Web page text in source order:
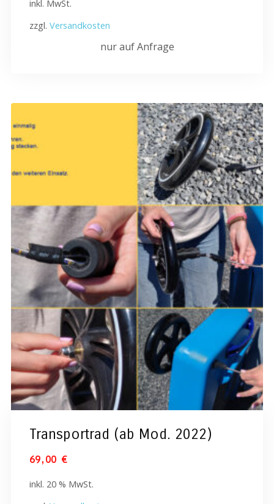
inkl. MwSt.
zzgl. Versandkosten
nur auf Anfrage
Transportrad (ab Mod. 2022)
69,00 €
inkl. 20 % MwSt.